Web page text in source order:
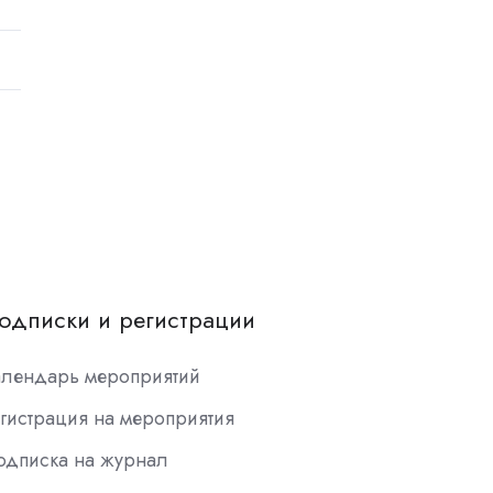
и регистрации
мероприятий
на мероприятия
на журнал